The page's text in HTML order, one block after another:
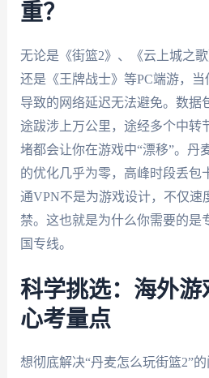
重？
无论是《街篮2》、《云上城之
还是《王牌战士》等PC端游，
导致的网络延迟无法避免。数据
途跋涉上万公里，途经多个中转
堵都会让你在游戏中“漂移”。丹
的优化几乎为零，高峰时段丢包
通VPN不是为游戏设计，不仅速
禁。这也就是为什么你需要的是
国专线。
科学挑选：海外游
心考量点
想彻底解决“丹麦怎么玩街篮2”